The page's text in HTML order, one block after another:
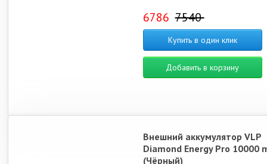
6786 7540
Купить в один клик
Добавить в корзину
Внешний аккумулятор VLP
Diamond Energy Pro 10000
(Чёрный)